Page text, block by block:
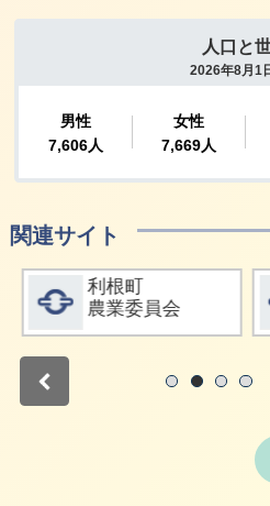
関連サイト
詳細をみる
利根町
農業委員会